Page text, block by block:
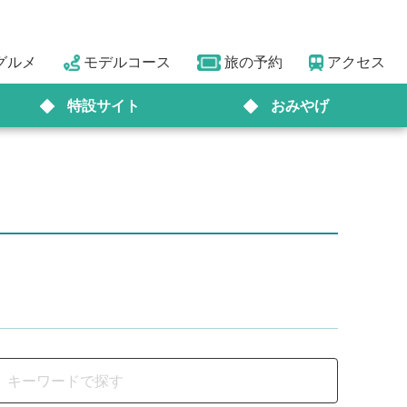
ルメ モデルコース 旅の予約 アクセス
特設サイト おみやげ